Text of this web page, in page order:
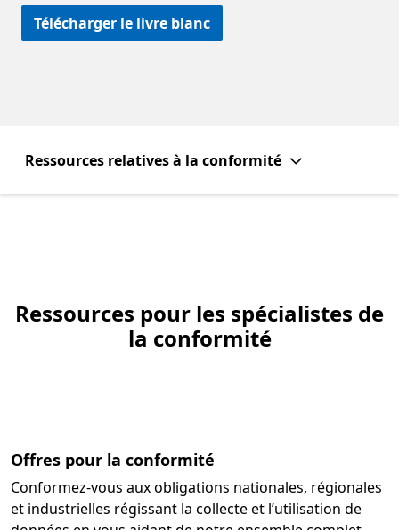
Télécharger le livre blanc
Ressources relatives à la conformité
Ressources pour les spécialistes de
la conformité
Offres pour la conformité
Conformez-vous aux obligations nationales, régionales
et industrielles régissant la collecte et l’utilisation de